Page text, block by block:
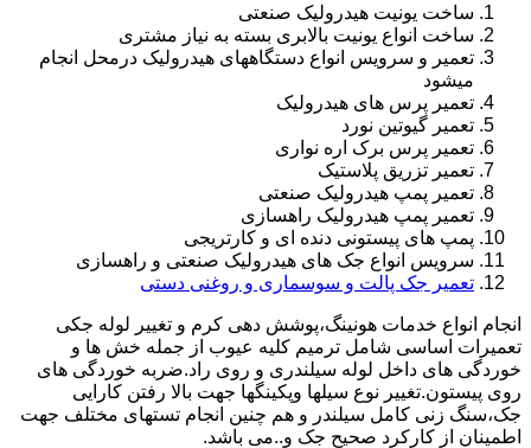
ساخت یونیت هیدرولیک صنعتی
ساخت انواع یونیت بالابری بسته به نیاز مشتری
تعمیر و سرویس انواع دستگاههای هیدرولیک درمحل انجام
میشود
تعمیر پرس های هیدرولیک
تعمیر گیوتین نورد
تعمیر پرس برک اره نواری
تعمیر تزریق پلاستیک
تعمیر پمپ هیدرولیک صنعتی
تعمیر پمپ هیدرولیک راهسازی
پمپ های پیستونی دنده ای و کارتریجی
سرویس انواع جک های هیدرولیک صنعتی و راهسازی
تعمیر جک پالت و سوسماری و روغنی دستی
انجام انواع خدمات هونینگ،پوشش دهی کرم و تغییر لوله جکی
تعمیرات اساسی شامل ترمیم کلیه عیوب از جمله خش ها و
خوردگی های داخل لوله سیلندری و روی راد.ضربه خوردگی های
روی پیستون.تغییر نوع سیلها وپکینگها جهت بالا رفتن کارایی
جک،سنگ زنی کامل سیلندر و هم چنین انجام تستهای مختلف جهت
اطمینان از کارکرد صحیح جک و..می باشد.